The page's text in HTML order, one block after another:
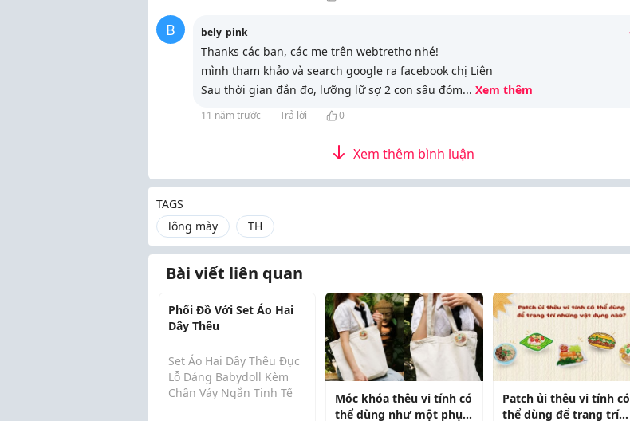
B bely_pink
Thanks các bạn, các mẹ trên webtretho nhé!
mình tham khảo và search google ra facebook chị Liên
Sau thời gian đắn đo, lưỡng lữ sợ 2 con sâu đóm... Xem thêm
11 năm trước Trả lời 0
Xem thêm bình luận
TAGS
lông mày
TH
Bài viết liên quan
Phối Đồ Với Set Áo Hai
Dây Thêu
Set Áo Hai Dây Thêu Đục
Lỗ Dáng Babydoll Kèm
Chân Váy Ngắn Tinh Tế
Móc khóa thêu vi tính có
thể dùng như một phụ
Patch ủi thêu vi tính có
thể dùng để trang trí